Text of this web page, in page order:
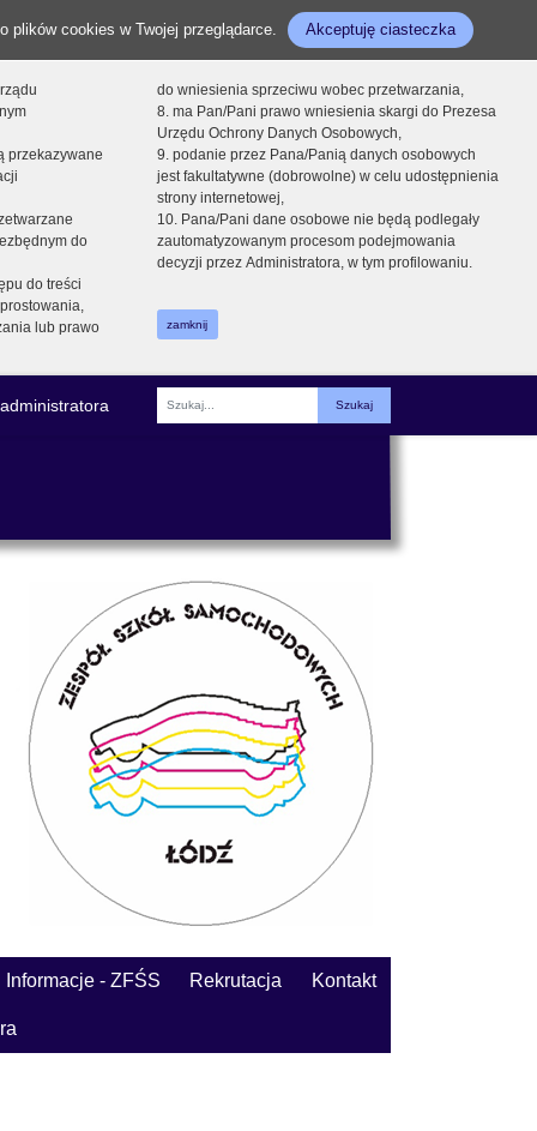
plików cookies w Twojej przeglądarce. Akceptuję ciasteczka
przekazywane
do
do treści
lub prawo
do wniesienia sprzeciwu wobec przetwarzania,
8. ma Pan/Pani prawo wniesienia skargi do Prezesa
Urzędu Ochrony Danych Osobowych,
9. podanie przez Pana/Panią danych osobowych
jest fakultatywne (dobrowolne) w celu udostępnienia
strony internetowej,
10. Pana/Pani dane osobowe nie będą podlegały
zautomatyzowanym procesom podejmowania
decyzji przez Administratora, w tym profilowaniu.
zamknij
Fraza
Informacje - ZFŚS Rekrutacja Kontakt